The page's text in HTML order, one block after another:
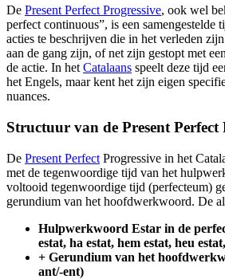
De Present Perfect Progressive, ook wel
perfect continuous”, is een
acties te beschrijven die in het verleden
aan de gang zijn, of net zijn gestopt met
de actie. In hetCatalaans speelt deze tijd
het Engels, maar kent het zijn eigen
nuances.
Structuur van de Present Perfect
De Present Perfect Progressive in het
met de tegenwoordige tijd van het
voltooid tegenwoordige tijd (perfecteum)
gerundium van het hoofdwerkwoord. De
Hulpwerkwoord Estar in de
estat, ha estat, hem estat, heu
+ Gerundium van het
ant/-ent)